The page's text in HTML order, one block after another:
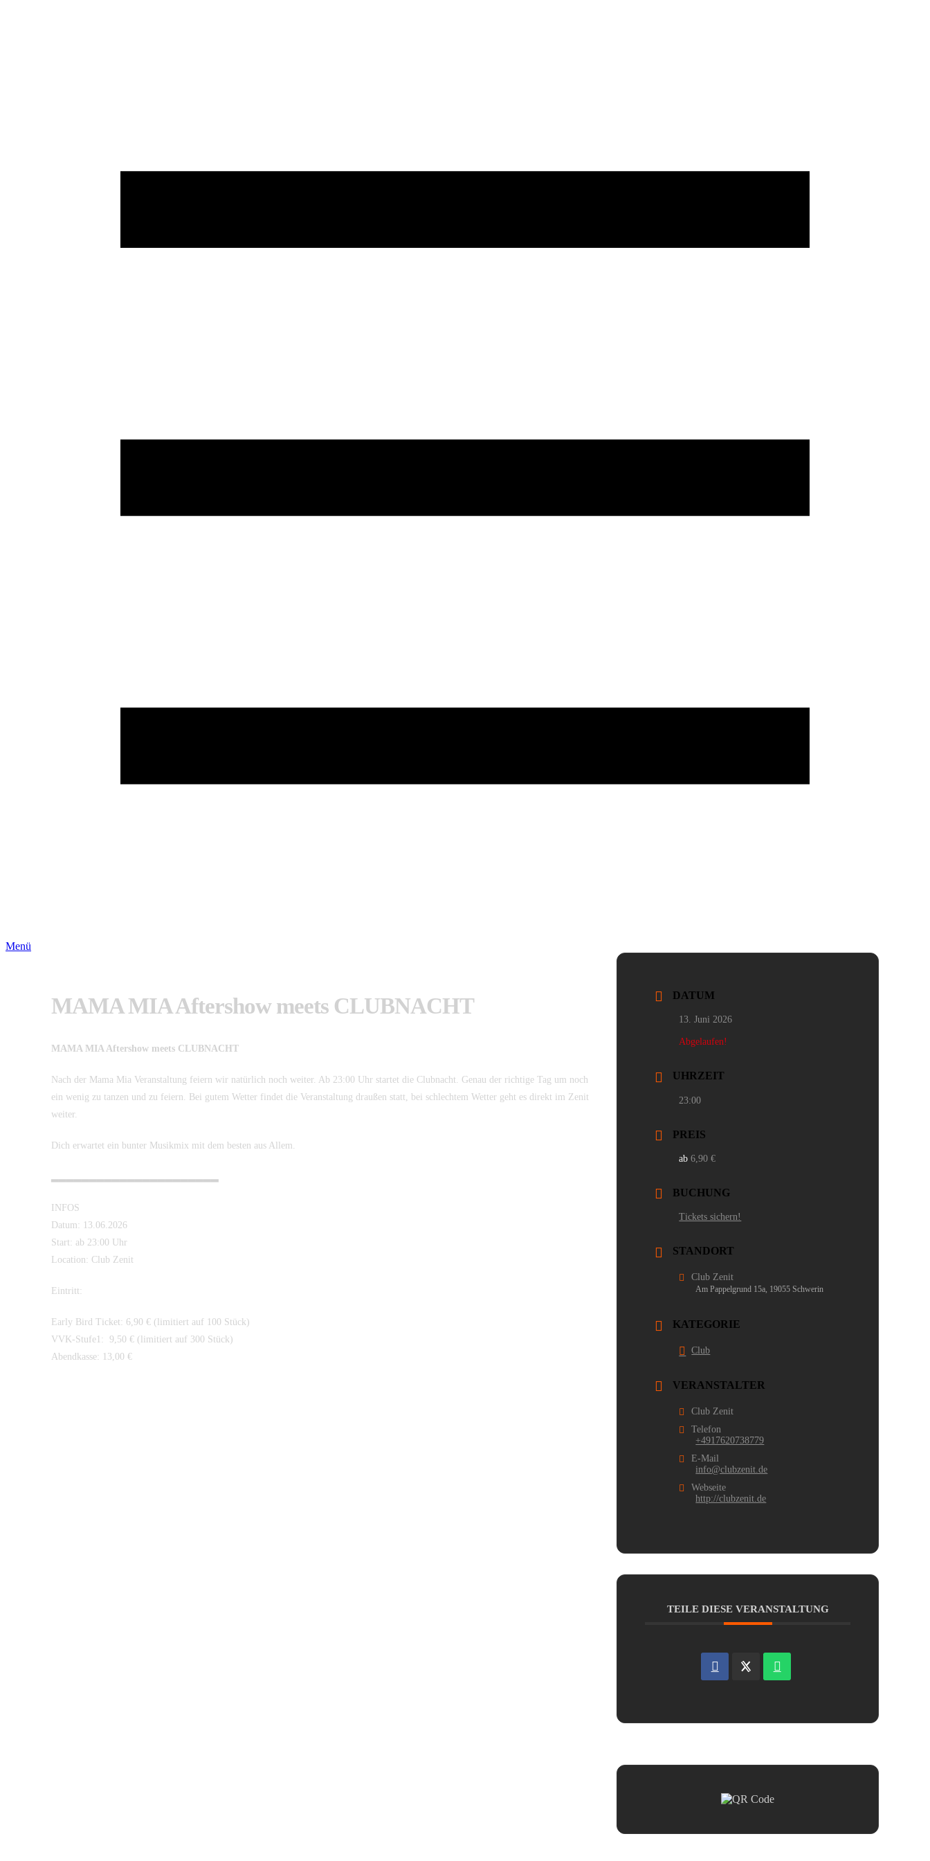
Menü
MAMA MIA Aftershow meets CLUBNACHT
MAMA MIA Aftershow meets CLUBNACHT
Nach der Mama Mia Veranstaltung feiern wir natürlich noch weiter. Ab 23:00 Uhr startet die Clubnacht. Genau der richtige Tag um noch
ein wenig zu tanzen und zu feiern. Bei gutem Wetter findet die Veranstaltung draußen statt, bei schlechtem Wetter geht es direkt im Zenit
weiter.
Dich erwartet ein bunter Musikmix mit dem besten aus Allem.
▂▂▂▂▂▂▂▂▂▂▂▂▂▂▂▂▂▂▂▂▂▂
INFOS
Datum: 13.06.2026
Start: ab 23:00 Uhr
Location: Club Zenit
Eintritt:
Early Bird Ticket: 6,90 € (limitiert auf 100 Stück)
VVK-Stufe1: 9,50 € (limitiert auf 300 Stück)
Abendkasse: 13,00 €
DATUM
13. Juni 2026
Abgelaufen!
UHRZEIT
23:00
PREIS
6,90 €
BUCHUNG
Tickets sichern!
STANDORT
Club Zenit
Am Pappelgrund 15a, 19055 Schwerin
KATEGORIE
Club
VERANSTALTER
Club Zenit
Telefon
+4917620738779
E-Mail
info@clubzenit.de
Webseite
http://clubzenit.de
TEILE DIESE VERANSTALTUNG